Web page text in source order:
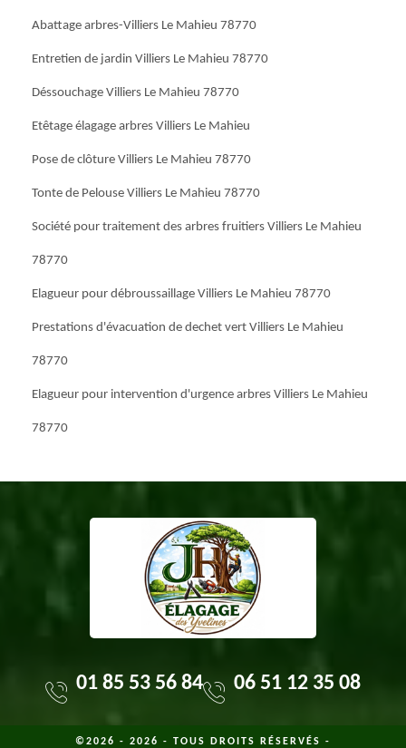
Abattage arbres-Villiers Le Mahieu 78770
Entretien de jardin Villiers Le Mahieu 78770
Déssouchage Villiers Le Mahieu 78770
Etêtage élagage arbres Villiers Le Mahieu
Pose de clôture Villiers Le Mahieu 78770
Tonte de Pelouse Villiers Le Mahieu 78770
Société pour traitement des arbres fruitiers Villiers Le Mahieu
78770
Elagueur pour débroussaillage Villiers Le Mahieu 78770
Prestations d'évacuation de dechet vert Villiers Le Mahieu
78770
Elagueur pour intervention d'urgence arbres Villiers Le Mahieu
78770
01 85 53 56 84 06 51 12 35 08
©2026 - 2026 - TOUS DROITS RÉSERVÉS -